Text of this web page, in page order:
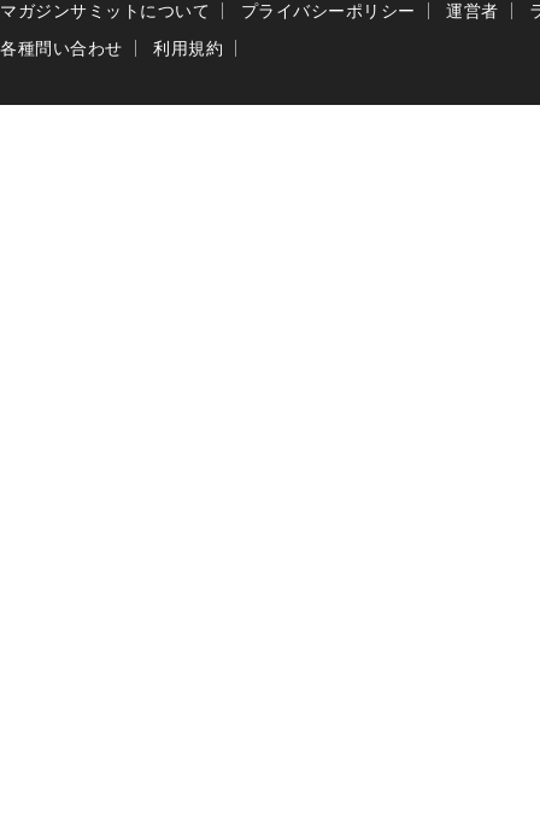
マガジンサミットについて プライバシーポリシー 運営者
各種問い合わせ
利用規約